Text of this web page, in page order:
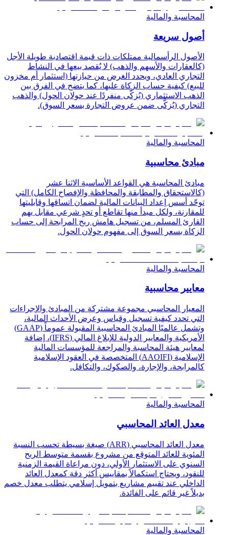
المحاسبة والمالية
أصول سريعة
الأصول الرأسمالية ممتلكات ذات قيمة اقتصادية طويلة الأجل
(كالعقارات والأسهم والذهب) لا يُقصد بيعها في النشاط
التجاري العادي، ويحدد الغرض من حيازتها (استثمار أم مخزون
للبيع) كيفية حساب الزكاة عليها، كما يتضح في الفرق بين
الذهب الاستثماري (يُزكَّى منفردًا عند حولان الحول) والذهب
التجاري (يُزكَّى ضمن عروض التجارة بسعر السوق).
المحاسبة والمالية
مبادئ محاسبية
مبادئ المحاسبة هي القواعد الأساسية الاثنا عشر
(كالاستحقاق والمطابقة والمحافظة والإفصاح الكامل) التي
توحّد أسس إعداد البيانات المالية لضمان اتساقها وقابليتها
للمقارنة، ولكل مبدأ منها تقاطع أو تحدٍ شرعي مقابل يهم
القارئ المسلم، من تسجيل هامش ربح المرابحة إلى حساب
الزكاة بسعر السوق إلى مفهوم حولان الحول.
المحاسبة والمالية
معايير محاسبية
المعيار المحاسبي مجموعة مشتركة من المبادئ والإجراءات
التي تحدد كيفية تسجيل وقياس وعرض الأحداث المالية،
وتشمل عالميًا المبادئ المحاسبية المقبولة عموماً (GAAP)
الأمريكية والمعايير الدولية للإبلاغ المالي (IFRS)، إضافة
لمعايير هيئة المحاسبة والمراجعة للمؤسسات المالية
الإسلامية (AAOIFI) المتخصصة في العقود الإسلامية
كالمرابحة، والإجارة، والصكوك، والتكافل.
المحاسبة والمالية
معدل العائد المحاسبي
معدل العائد المحاسبي (ARR) صيغة بسيطة تحسب النسبة
المئوية للعائد المتوقع من مشروع بقسمة متوسط الربح
السنوي على الاستثمار الأولي، دون مراعاة القيمة الزمنية
للنقود، ويحتاج استكمالاً بمقاييس أكثر دقة كمعدل العائد
الداخلي عند تقييم مشاريع بتمويل إسلامي يتطلب معدل خصم
بديلاً غير قائم على الفائدة.
المحاسبة والمالية